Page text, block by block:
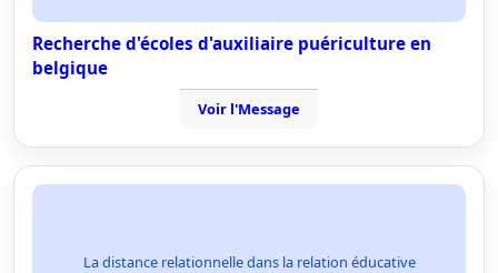
Recherche d'écoles d'auxiliaire puériculture en
belgique
Voir l'Message
La distance relationnelle dans la relation éducative